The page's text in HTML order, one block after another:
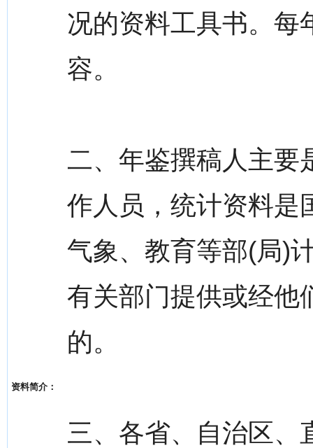
资料简介：
况的资料工具书。每
容。
二、年鉴撰稿人主要
作人员，统计资料是
气象、教育等部(局)
有关部门提供或经他
的。
三、各省、自治区、